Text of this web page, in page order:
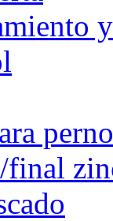
final